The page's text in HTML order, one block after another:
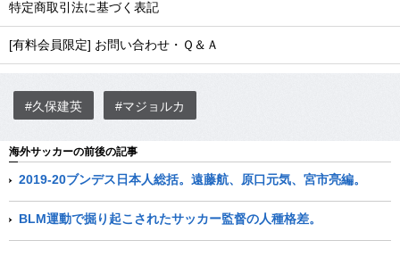
特定商取引法に基づく表記
[有料会員限定] お問い合わせ・Ｑ＆Ａ
#久保建英 #マジョルカ
海外サッカーの前後の記事
2019-20ブンデス日本人総括。遠藤航、原口元気、宮市亮編。
BLM運動で掘り起こされたサッカー監督の人種格差。